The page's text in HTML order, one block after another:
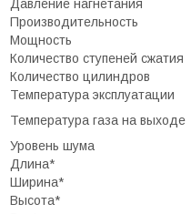
Давление нагнетания
Производительность
Мощность
Количество ступеней сжатия
Количество цилиндров
Температура эксплуатации
Температура газа на выходе
Уровень шума
Длина*
Ширина*
Высота*